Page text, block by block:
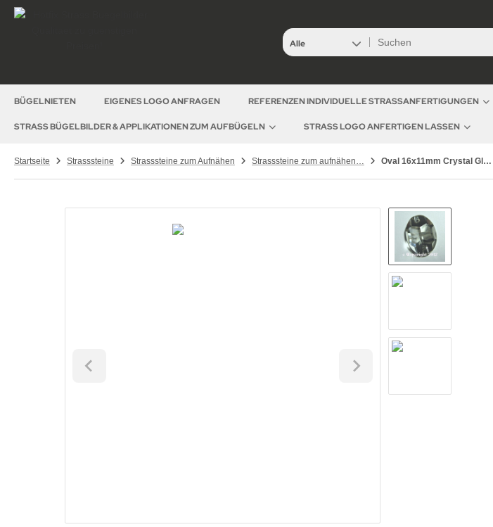
Alle
BÜGELNIETEN EIGENES LOGO ANFRAGEN REFERENZEN INDIVIDUELLE STRASSANFERTIGUNGEN
STRASS BÜGELBILDER & APPLIKATIONEN ZUM AUFBÜGELN STRASS LOGO ANFERTIGEN LASSEN
Startseite Strasssteine Strasssteine zum Aufnähen Strasssteine zum aufnähen Glas Oval 16x11mm Crystal Glas aufnähen